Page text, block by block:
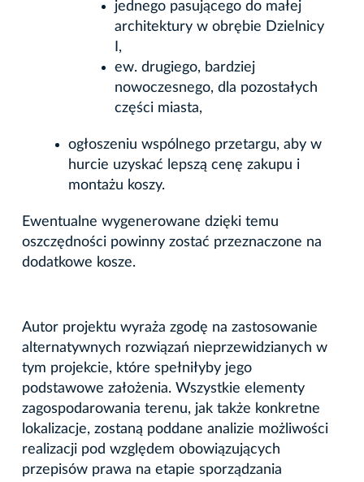
jednego pasującego do małej
architektury w obrębie Dzielnicy
I,
ew. drugiego, bardziej
nowoczesnego, dla pozostałych
części miasta,
ogłoszeniu wspólnego przetargu, aby w
hurcie uzyskać lepszą cenę zakupu i
montażu koszy.
Ewentualne wygenerowane dzięki temu
oszczędności powinny zostać przeznaczone na
dodatkowe kosze.
Autor projektu wyraża zgodę na zastosowanie
alternatywnych rozwiązań nieprzewidzianych w
tym projekcie, które spełniłyby jego
podstawowe założenia. Wszystkie elementy
zagospodarowania terenu, jak także konkretne
lokalizacje, zostaną poddane analizie możliwości
realizacji pod względem obowiązujących
przepisów prawa na etapie sporządzania